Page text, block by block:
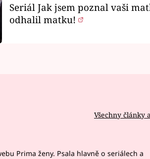
Seriál Jak jsem poznal vaši
odhalil matku!
Všechny články
Prima ženy. Psala hlavně o seriálech a